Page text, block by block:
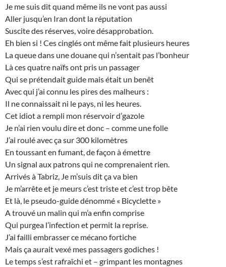
Je me suis dit quand même ils ne vont pas aussi
Aller jusqu’en Iran dont la réputation
Suscite des réserves, voire désapprobation.
Eh bien si ! Ces cinglés ont même fait plusieurs heures
La queue dans une douane qui n’sentait pas l’bonheur
Là ces quatre naïfs ont pris un passager
Qui se prétendait guide mais était un benêt
Avec qui j’ai connu les pires des malheurs :
Il ne connaissait ni le pays, ni les heures.
Cet idiot a rempli mon réservoir d’gazole
Je n’ai rien voulu dire et donc – comme une folle
J’ai roulé avec ça sur 300 kilomètres
En toussant en fumant, de façon à émettre
Un signal aux patrons qui ne comprenaient rien.
Arrivés à Tabriz, Je m’suis dit ça va bien
Je m’arrête et je meurs c’est triste et c’est trop bête
Et là, le pseudo-guide dénommé « Bicyclette »
A trouvé un malin qui m’a enfin comprise
Qui purgea l’infection et permit la reprise.
J’ai failli embrasser ce mécano fortiche
Mais ça aurait vexé mes passagers godiches !
Le temps s’est rafraîchi et – grimpant les montagnes